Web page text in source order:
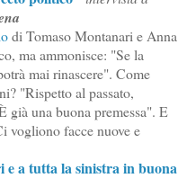
di Tomaso Montanari e Anna
ma ammonisce: "Se la
mai rinascere". Come
"Rispetto al passato,
già una buona premessa". E
vogliono facce nuove e
e a tutta la sinistra in buona